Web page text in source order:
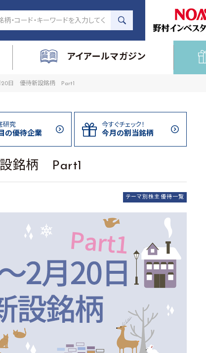
アイアールマガジン
20日 優待新設銘柄 Part1
研究
の優待企業
今すぐチェック！
今月の割当銘柄
銘柄 Part1
テーマ別株主優待一覧